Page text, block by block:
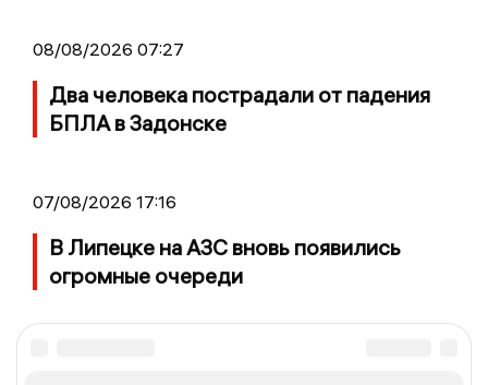
08/08/2026 07:27
Два человека пострадали от падения
БПЛА в Задонске
07/08/2026 17:16
В Липецке на АЗС вновь появились
огромные очереди